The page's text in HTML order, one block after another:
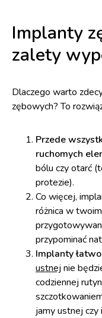
Implanty
zalety
Dlaczego warto
zębowych? To
Przede
ruchomych
bólu czy otarć
protezie).
Co więcej,
różnica w
przypominać
Implanty
ustnej nie
codziennej
jamy ustnej